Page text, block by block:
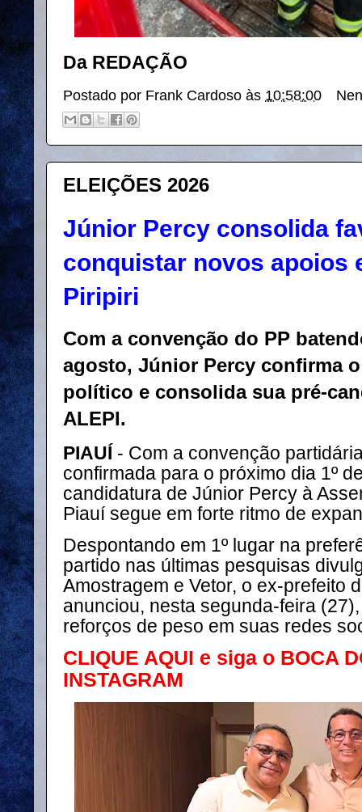
Da REDAÇÃO
Postado por Frank Cardoso às 10:58:00
ELEIÇÕES 2026
Júnior Percy consolida
conquistar novos apoios
Piripiri
Com a convenção do PP
agosto, Júnior Percy confirma
político e consolida sua pré-
ALEPI.
PIAUÍ - Com a convenção
confirmada para o próximo dia 1º
candidatura de Júnior Percy à
Piauí segue em forte ritmo de
Despontando em 1º lugar na
partido nas últimas pesquisas
Amostragem e Vetor, o ex-prefeito
anunciou, nesta segunda-feira
reforços de peso em suas redes
CLIQUE AQUI e siga o BOCA
INSTAGRAM